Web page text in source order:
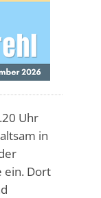
Uhr
in
ein. Dort